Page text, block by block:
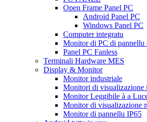
Open Frame Panel PC
Android Panel PC
Windows Panel PC
Computer integratu
Monitor di PC di pannellu
Panel PC Fanless
Terminali Hardware MES
Display & Monitor
Monitor industriale
Monitori di visualizazione
Monitor Leggibile à a
Monitor di visualizazione
Monitor di pannellu IP65